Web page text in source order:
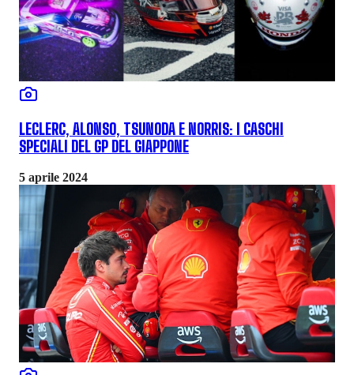
LECLERC, ALONSO, TSUNODA E NORRIS: I CASCHI
SPECIALI DEL GP DEL GIAPPONE
5 aprile 2024